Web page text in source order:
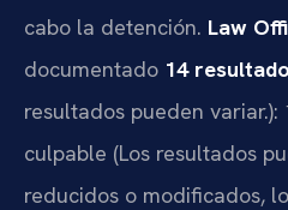
cabo la detención. Law
documentado 14
resultados pueden
culpable (Los resultados
reducidos o modificados,